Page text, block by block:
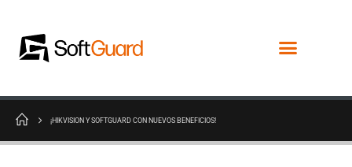
¡HIKVISION Y SOFTGUARD CON NUEVOS BENEFICIOS!